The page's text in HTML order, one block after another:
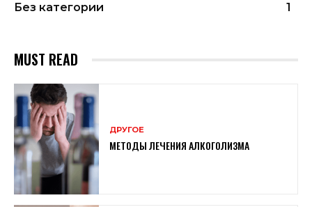
Без категории
1
MUST READ
ДРУГОЕ
МЕТОДЫ ЛЕЧЕНИЯ АЛКОГОЛИЗМА